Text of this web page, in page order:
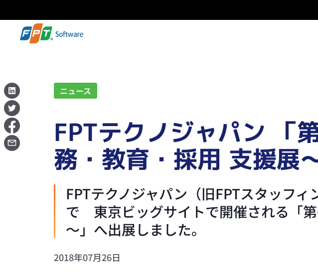
ニュース
FPTテクノジャパン 「
務・教育・採用 支援展
FPTテクノジャパン（旧FPTスタッフ
で 東京ビッグサイトで開催される「
～」へ出展しました。
2018年07月26日